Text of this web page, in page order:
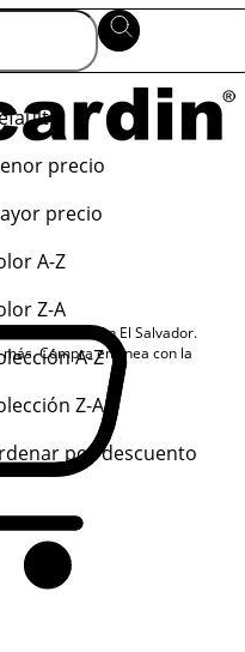
Pierre Cardin El Salvador.
Compra en línea con la
precio
precio
A-Z
Z-A
A-Z
Z-A
por descuento